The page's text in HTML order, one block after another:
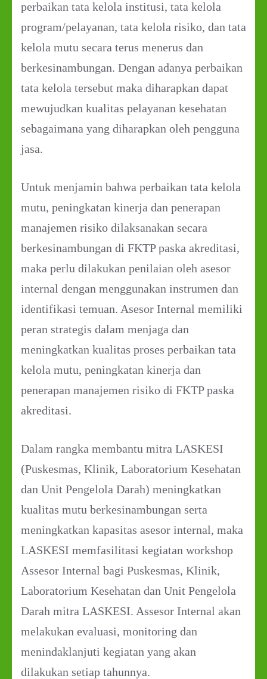
perbaikan tata kelola institusi, tata kelola
program/pelayanan, tata kelola risiko, dan tata
kelola mutu secara terus menerus dan
berkesinambungan. Dengan adanya perbaikan
tata kelola tersebut maka diharapkan dapat
mewujudkan kualitas pelayanan kesehatan
sebagaimana yang diharapkan oleh pengguna
jasa.
Untuk menjamin bahwa perbaikan tata kelola
mutu, peningkatan kinerja dan penerapan
manajemen risiko dilaksanakan secara
berkesinambungan di FKTP paska akreditasi,
maka perlu dilakukan penilaian oleh asesor
internal dengan menggunakan instrumen dan
identifikasi temuan. Asesor Internal memiliki
peran strategis dalam menjaga dan
meningkatkan kualitas proses perbaikan tata
kelola mutu, peningkatan kinerja dan
penerapan manajemen risiko di FKTP paska
akreditasi.
Dalam rangka membantu mitra LASKESI
(Puskesmas, Klinik, Laboratorium Kesehatan
dan Unit Pengelola Darah) meningkatkan
kualitas mutu berkesinambungan serta
meningkatkan kapasitas asesor internal, maka
LASKESI memfasilitasi kegiatan workshop
Assesor Internal bagi Puskesmas, Klinik,
Laboratorium Kesehatan dan Unit Pengelola
Darah mitra LASKESI. Assesor Internal akan
melakukan evaluasi, monitoring dan
menindaklanjuti kegiatan yang akan
dilakukan setiap tahunnya.